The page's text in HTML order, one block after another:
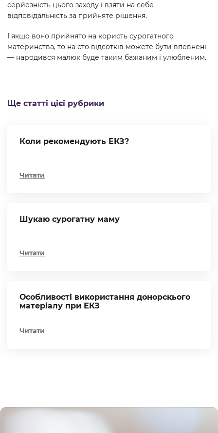
серйозність цього заходу і взяти на себе
відповідальність за прийняте рішення.
І якщо воно прийнято на користь сурогатного
материнства, то на сто відсотків можете бути впевнені
— народився малюк буде таким бажаним і улюбленим.
Ще статті цієї рубрики
Коли рекомендують ЕКЗ?
Читати
Шукаю сурогатну маму
Читати
Особливості використання донорскього
матеріалу при ЕКЗ
Читати